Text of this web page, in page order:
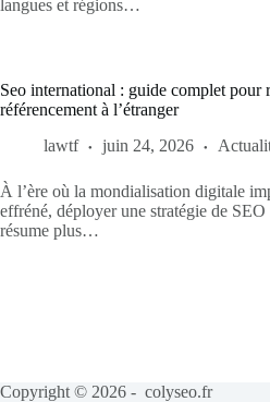
langues et régions…
Seo international : guide complet pour
référencement à l’étranger
lawtf
juin 24, 2026
À l’ère où la mondialisation digitale
effréné, déployer une stratégie de
résume plus…
Copyright © 2026 - colyseo.fr